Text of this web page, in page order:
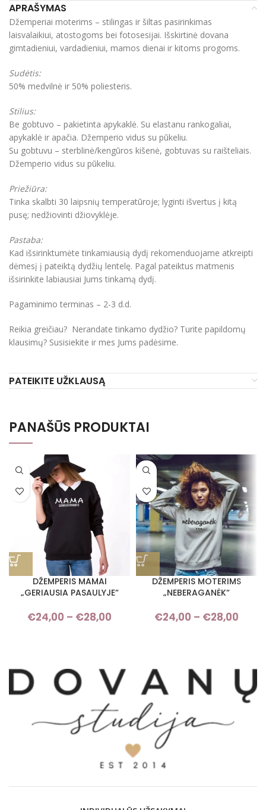
APRAŠYMAS
Džemperiai moterims – stilingas ir šiltas pasirinkimas
laisvalaikiui, atostogoms bei fotosesijai. Išskirtinė dovana
gimtadieniui, vardadieniui, mamos dienai ir kitoms progoms.
Sudėtis:
50% medvilnė ir 50% poliesteris.
Stilius:
Be gobtuvo – pakietinta apykaklė. Su elastanu rankogaliai,
apykaklė ir apačia. Džemperio vidus su pūkeliu.
Su gobtuvu – sterblinė/kengūros kišenė, gobtuvas su raišteliais.
Džemperio vidus su pūkeliu.
Priežiūra:
Tinka skalbti 30 laipsnių temperatūroje; lyginti išvertus į kitą
pusę; nedžiovinti džiovyklėje.
Pastaba:
Kad išsirinktumėte tinkamiausią dydį rekomenduojame atkreipti
dėmesį į pateiktą dydžių lentelę. Pagal pateiktus matmenis
išsirinkite labiausiai Jums tinkamą dydį.
Pagaminimo terminas – 2-3 d.d.
Reikia greičiau? Nerandate tinkamo dydžio? Turite papildomų
klausimų? Susisiekite ir mes Jums padėsime.
PATEIKITE UŽKLAUSĄ
PANAŠŪS PRODUKTAI
DŽEMPERIS MAMAI
„GERIAUSIA PASAULYJE“
€24,00 – €28,00
Price range: €24,00 through
DŽEMPERIS MOTERIMS
„NEBERAGANĖK“
€24,00 – €28,00